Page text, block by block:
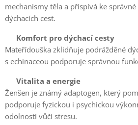
mechanismy těla a přispívá ke
dýchacích cest.
Komfort pro dýchací cesty
Mateřídouška zklidňuje podrážděné
s echinaceou podporuje správnou
Vitalita a energie
Ženšen je známý adaptogen, který
podporuje fyzickou i psychickou
odolnosti vůči stresu.